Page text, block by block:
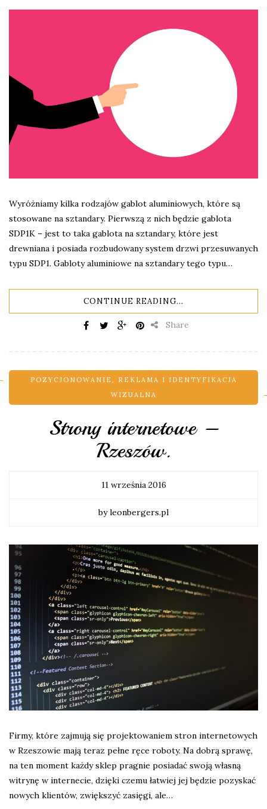
Wyróżniamy kilka rodzajów gablot aluminiowych, które są
stosowane na sztandary. Pierwszą z nich będzie gablota
SDP1K – jest to taka gablota na sztandary, które jest
drewniana i posiada rozbudowany system drzwi przesuwanych
typu SDP1. Gabloty aluminiowe na sztandary tego typu…
CONTINUE READING...
Share
POZYCJONOWANIE ,
REKLAMA I IDENTYFIKACJA
WIZUALNA
Strony internetowe –
Rzeszów.
11 września 2016
by leonbergers.pl
Firmy, które zajmują się projektowaniem stron internetowych
w Rzeszowie mają teraz pełne ręce roboty. Na dobrą sprawę,
na ten moment każdy sklep pragnie posiadać swoją własną
witrynę w internecie, dzięki czemu łatwiej jej będzie pozyskać
nowych klientów, zwiększyć zasięgi, ale…